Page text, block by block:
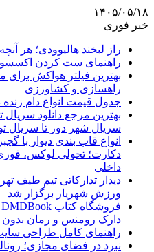
۱۴۰۵/۰۵/۱۸
خبر فوری
راز لبخند هالیوودی؛ هر
راهنمای ست کردن
بهترین فیلتر هواکش برای
راهسازی و کشاورزی
جدول قیمت انواع دام
بهترین مرجع دانلود
سریال شهر دور تا سریال
انواع قاب بندی دیوار با
دکارت؛ تحولی لوکس،
داخلی
دیدار تدارکاتی تیم طیف
ورزش شهریار برگزار شد
دارک رومنس و رمان بدون
راهنمای کامل طراحی
نبرد در فضای مجازی؛